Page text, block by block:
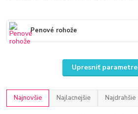
Penové rohože
Upresniť parametre
Najnovšie Najlacnejšie Najdrahšie